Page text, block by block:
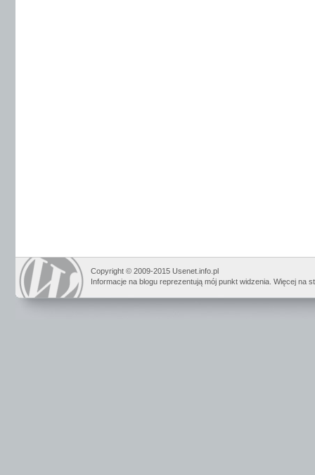
Copyright © 2009-2015 Usenet.info.pl
Informacje na blogu reprezentują mój punkt widzenia. Więcej na